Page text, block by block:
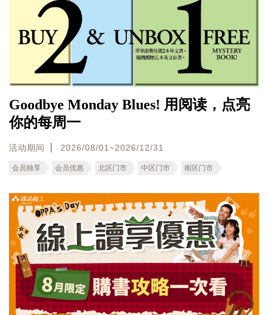
Goodbye Monday Blues! 用阅读，点亮
你的每周一
活动期间 2026/08/01~2026/12/31
会员独享 会员优惠 北区门市 中区门市 南区门市